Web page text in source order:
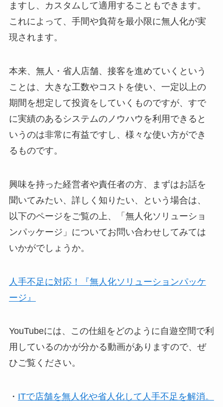
ますし、カスタムして適用することもできます。
これによって、手間や負荷を最小限に無人化が実
現されます。
本来、無人・省人店舗、接客を進めていくという
ことは、大きな工数やコストを使い、一定以上の
期間を想定して投資をしていくものですが、すで
に実績のあるシステムのノウハウを利用できると
いうのは非常に有益ですし、様々な使い方ができ
るものです。
興味を持った経営者や責任者の方、まずはお話を
聞いてみたい、詳しく知りたい、という場合は、
以下のページをご覧の上、「無人化ソリューショ
ンパッケージ」についてお問い合わせしてみては
いかがでしょうか。
人手不足に対応！『無人化ソリューションパッケ
ージ』
YouTubeには、この仕組をどのように自遊空間で利
用しているのかが分かる動画がありますので、ぜ
ひご覧ください。
・ ITで店舗を無人化や省人化して人手不足を解消。